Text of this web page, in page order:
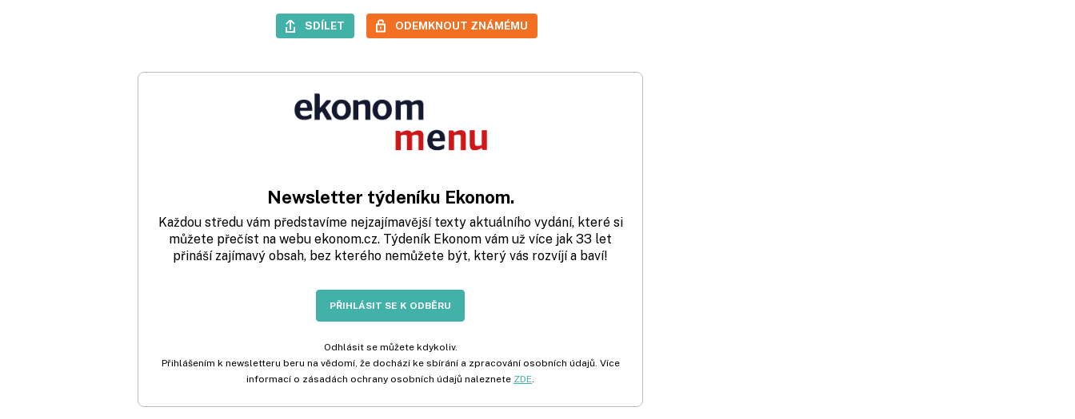
SDÍLET ODEMKNOUT ZNÁMÉMU
Newsletter týdeníku Ekonom.
Každou středu vám představíme nejzajímavější texty aktuálního vydání, které si
můžete přečíst na webu ekonom.cz. Týdeník Ekonom vám už více jak 33 let
přináší zajímavý obsah, bez kterého nemůžete být, který vás rozvíjí a baví!
PŘIHLÁSIT SE K ODBĚRU
Odhlásit se můžete kdykoliv.
Přihlášením k newsletteru beru na vědomí, že dochází ke sbírání a zpracování osobních údajů. Více
informací o zásadách ochrany osobních údajů naleznete ZDE.